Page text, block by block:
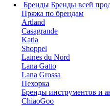
Бренды Бренды всей
Пряжа по брендам
Artland
Casagrande
Katia
Shoppel
Laines du Nord
Lana Gatto
Lana Grossa
Пехорка
Бренды инструментов и
ChiaoGoo